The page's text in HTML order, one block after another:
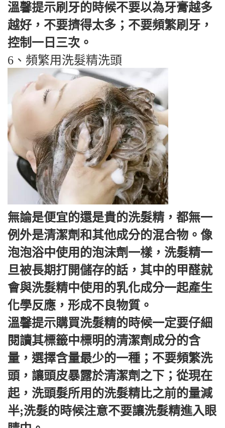
溫馨提示刷牙的時候不要以為牙膏越多
越好，不要擠得太多；不要頻繁刷牙，
控制一日三次。
6、頻繁用洗髮精洗頭
無論是便宜的還是貴的洗髮精，都無一
例外是清潔劑和其他成分的混合物。像
泡泡浴中使用的泡沫劑一樣，洗髮精一
旦被長期打開儲存的話，其中的甲醛就
會與洗髮精中使用的乳化成分一起產生
化學反應，形成不良物質。
溫馨提示購買洗髮精的時候一定要仔細
閱讀其標籤中標明的清潔劑成分的含
量，選擇含量最少的一種；不要頻繁洗
頭，讓頭皮暴露於清潔劑之下；從現在
起，洗頭髮所用的洗髮精比之前的量減
半;洗髮的時候注意不要讓洗髮精進入眼